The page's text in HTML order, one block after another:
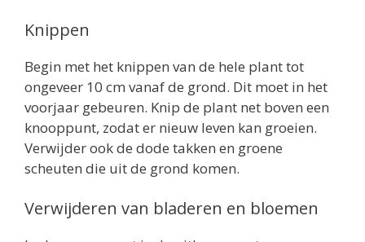
Knippen
Begin met het knippen van de hele plant tot
ongeveer 10 cm vanaf de grond. Dit moet in het
voorjaar gebeuren. Knip de plant net boven een
knooppunt, zodat er nieuw leven kan groeien.
Verwijder ook de dode takken en groene
scheuten die uit de grond komen.
Verwijderen van bladeren en bloemen